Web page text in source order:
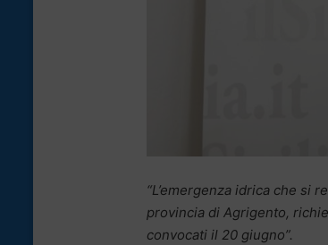
“L’emergenza idrica che si
provincia di Agrigento,
convocati il 20 giugno”.